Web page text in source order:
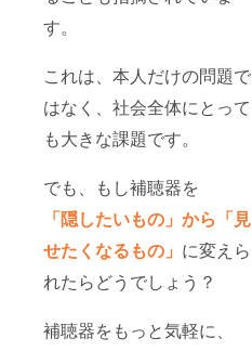
す。
これは、本人だけの問題で
はなく、社会全体にとって
も大きな課題です。
でも、もし補聴器を
「隠したいもの」から「見
せたくなるもの」 に変えら
れたらどうでしょう？
補聴器をもっと気軽に、